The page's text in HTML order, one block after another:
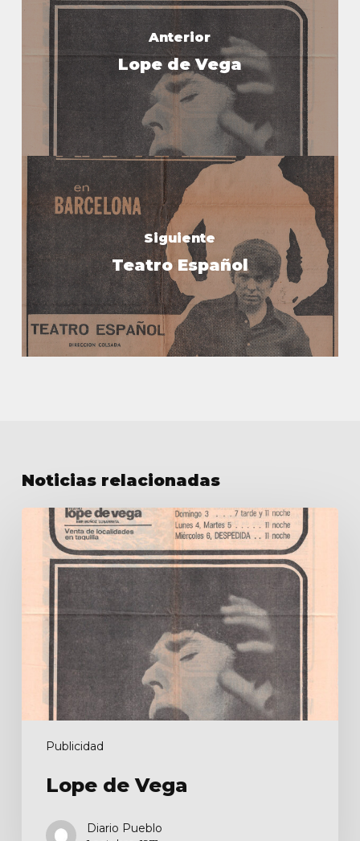
Anterior
Lope de Vega
Siguiente
Teatro Español
Noticias relacionadas
Publicidad
Lope
Vega
Lope de Vega
Diario Pueblo